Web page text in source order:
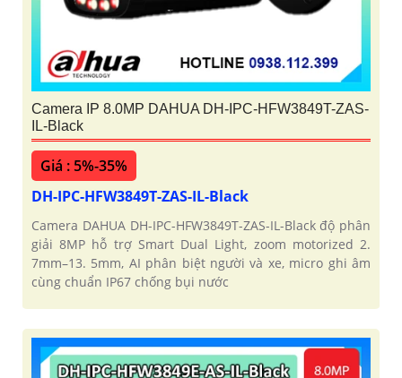
Camera IP 8.0MP DAHUA DH-IPC-HFW3849T-ZAS-
IL-Black
Giá : 5%-35%
DH-IPC-HFW3849T-ZAS-IL-Black
Camera DAHUA DH-IPC-HFW3849T-ZAS-IL-Black độ phân
giải 8MP hỗ trợ Smart Dual Light, zoom motorized 2.
7mm–13. 5mm, AI phân biệt người và xe, micro ghi âm
cùng chuẩn IP67 chống bụi nước